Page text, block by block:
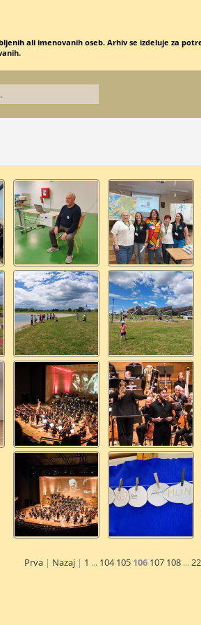
ali imenovanih oseb. Arhiv se izdeluje za
Prva| Nazaj| 1 ... 104 105 106 107 108...